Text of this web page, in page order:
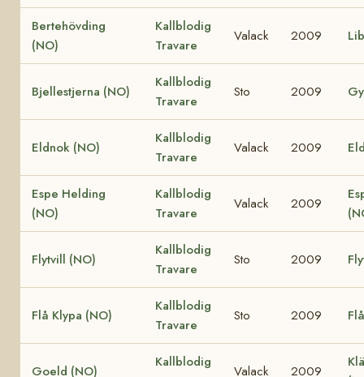
Bertehövding
(NO)
Kallblodig
Travare
Valack 2009
Bjellestjerna (NO)
Kallblodig
Travare
Sto 2009
Eldnok (NO)
Kallblodig
Travare
Valack 2009
Espe Helding
(NO)
Kallblodig
Travare
Valack 2009
Flytvill (NO)
Kallblodig
Travare
Sto 2009
Flå Klypa (NO)
Kallblodig
Travare
Sto 2009
Goeld (NO)
Kallblodig
Valack 2009